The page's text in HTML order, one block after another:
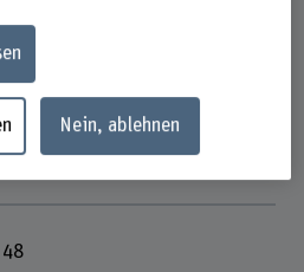
48
Nein, ablehnen